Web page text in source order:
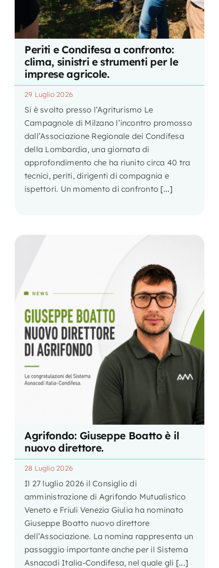
Periti e Condifesa a confronto:
clima, sinistri e strumenti per le
imprese agricole.
29 Luglio 2026
Si è svolto presso l’Agriturismo Le
Campagnole di Milzano l’incontro promosso
dall’Associazione Regionale dei Condifesa
della Lombardia, una giornata di
approfondimento che ha riunito circa 40 tra
tecnici, periti, dirigenti di compagnia e
ispettori. Un momento di confronto [...]
Agrifondo: Giuseppe Boatto è il
nuovo direttore.
28 Luglio 2026
Il 27 luglio 2026 il Consiglio di
amministrazione di Agrifondo Mutualistico
Veneto e Friuli Venezia Giulia ha nominato
Giuseppe Boatto nuovo direttore
dell’Associazione. La nomina rappresenta un
passaggio importante anche per il Sistema
Asnacodi Italia-Condifesa, nel quale gli [...]